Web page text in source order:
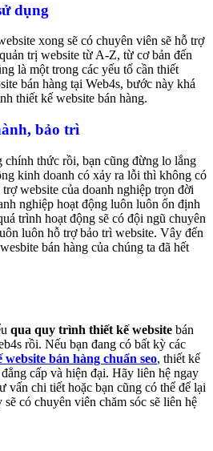
dụng
xong sẽ có chuyên viên sẽ hỗ trợ
trị website từ A-Z, từ cơ bản đến
là một trong các yếu tố cần thiết
bán hàng tại Web4s, bước này khá
thiết kế website bán hàng.
bảo trì
chính thức rồi, bạn cũng đừng lo lắng
kinh doanh có xảy ra lỗi thì không có
website của doanh nghiệp trọn đời
nghiệp hoạt động luôn luôn ổn định
trình hoạt động sẽ có đội ngũ chuyên
luôn hỗ trợ bảo trì website. Vây đến
bán hàng của chúng ta đã hết
qua quy trình thiết kế website bán
rồi. Nếu bạn đang có bất kỳ các
website bán hàng chuẩn seo, thiết kế
cấp và hiện đại. Hãy liên hệ ngay
vấn chi tiết hoặc bạn cũng có thể để lại
có chuyên viên chăm sóc sẽ liên hệ